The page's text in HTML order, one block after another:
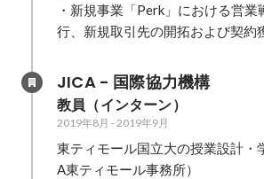
・新規事業「Perk」における営業
行、新規取引先の開拓および契約
JICA - 国際協力機構
教員（インターン）
2019年8月 -2019年9月
東ティモール国立大の授業設計・
A東ティモール事務所）